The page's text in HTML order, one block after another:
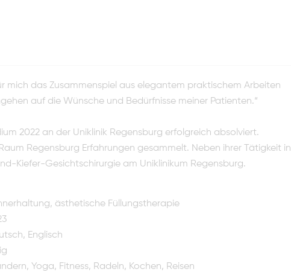
mich das Zusammenspiel aus elegantem praktischem Arbeiten
auf die Wünsche und Bedürfnisse meiner Patienten.“
2022 an der Uniklinik Regensburg erfolgreich absolviert.
Regensburg Erfahrungen gesammelt. Neben ihrer Tätigkeit in
Kiefer-Gesichtschirurgie am Uniklinikum Regensburg.
ästhetische Füllungstherapie
Englisch
Yoga, Fitness, Radeln, Kochen, Reisen